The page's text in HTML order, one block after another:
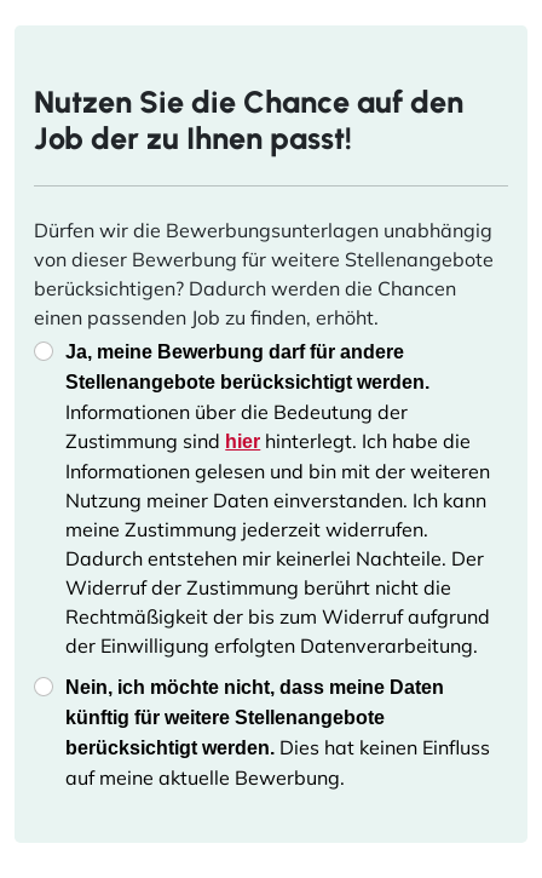
Nutzen Sie die Chance auf den
Job der zu Ihnen passt!
Dürfen wir die Bewerbungsunterlagen unabhängig
von dieser Bewerbung für weitere Stellenangebote
berücksichtigen? Dadurch werden die Chancen
einen passenden Job zu finden, erhöht.
Ja, meine Bewerbung darf für andere
Stellenangebote berücksichtigt werden.
Informationen über die Bedeutung der
Zustimmung sind hier hinterlegt. Ich habe die
Informationen gelesen und bin mit der weiteren
Nutzung meiner Daten einverstanden. Ich kann
meine Zustimmung jederzeit widerrufen.
Dadurch entstehen mir keinerlei Nachteile. Der
Widerruf der Zustimmung berührt nicht die
Rechtmäßigkeit der bis zum Widerruf aufgrund
der Einwilligung erfolgten Datenverarbeitung.
Nein, ich möchte nicht, dass meine Daten
künftig für weitere Stellenangebote
berücksichtigt werden. Dies hat keinen Einfluss
auf meine aktuelle Bewerbung.